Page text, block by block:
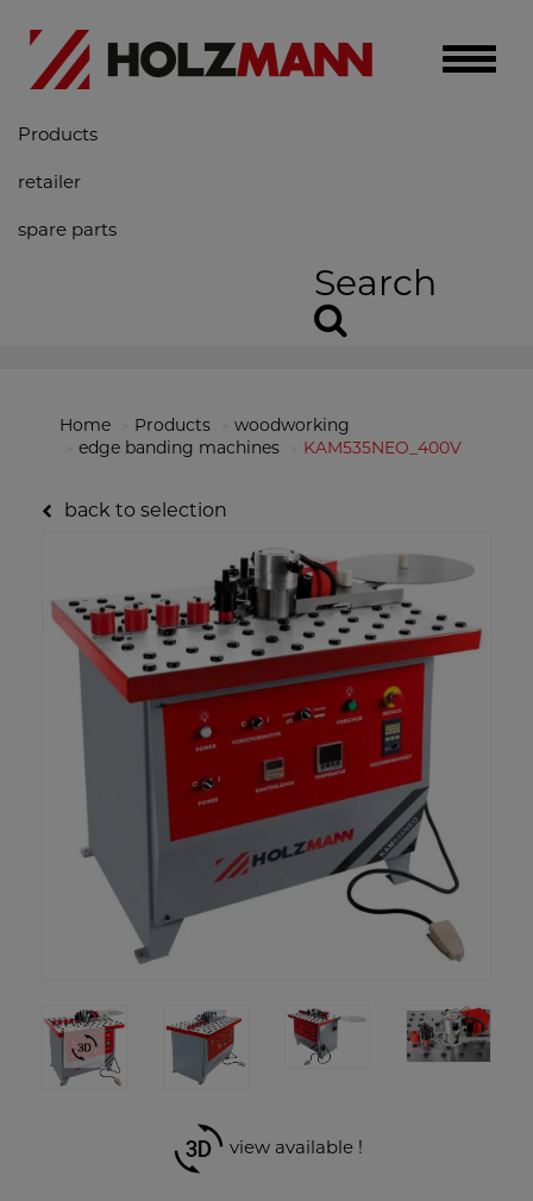
Toggle
Products
retailer
spare parts
Search
Home Products
woodworking
edge banding machines
KAM535NEO_400V
back to selection
view available !